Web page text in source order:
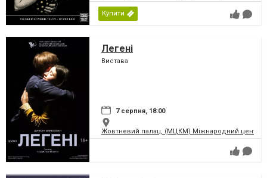
Купити
Легені
Вистава
7 серпня, 18:00
Жовтневий палац, (МЦКМ) Міжнародний центр